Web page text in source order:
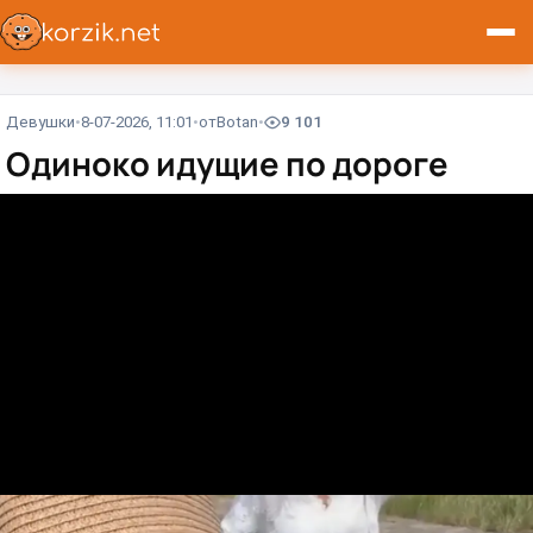
Девушки 8-07-2026, 11:01 отВotan 9 101
Одиноко идущие по дороге⁠⁠